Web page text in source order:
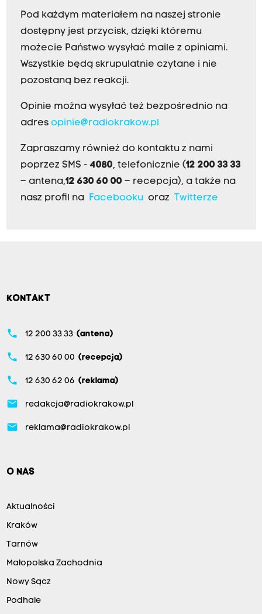
Pod każdym materiałem na naszej stronie
dostępny jest przycisk, dzięki któremu
możecie Państwo wysyłać maile z opiniami.
Wszystkie będą skrupulatnie czytane i nie
pozostaną bez reakcji.
Opinie można wysyłać też bezpośrednio na
adres opinie@radiokrakow.pl
Zapraszamy również do kontaktu z nami
poprzez SMS - 4080, telefonicznie (12 200 33 33
– antena,12 630 60 00 – recepcja), a także na
nasz profil na Facebookuoraz Twitterze
KONTAKT
phone 12 200 33 33 (antena)
phone 12 630 60 00 (recepcja)
phone 12 630 62 06 (reklama)
email redakcja@radiokrakow.pl
email reklama@radiokrakow.pl
O NAS
Aktualności
Kraków
Tarnów
Małopolska Zachodnia
Nowy Sącz
Podhale